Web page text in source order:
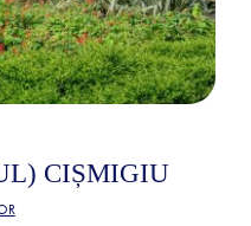
CIȘMIGIU